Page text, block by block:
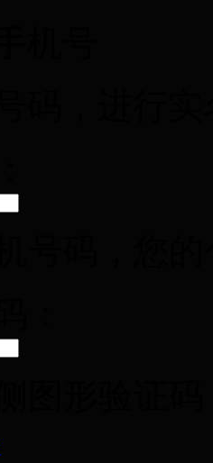
机号
码，进行